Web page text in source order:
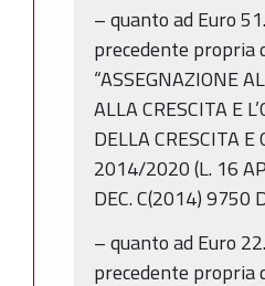
– quanto ad Euro
precedente propria
“ASSEGNAZIONE
ALLA CRESCITA E
DELLA CRESCITA
2014/2020 (L. 16
DEC. C(2014) 9750
– quanto ad Euro
precedente propria